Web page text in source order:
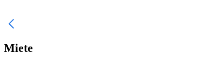
Miete